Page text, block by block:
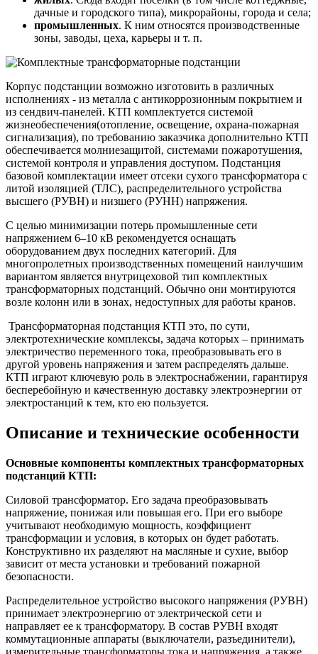
дачные и городского типа), микрорайоны, города и села;
промышленных. К ним относятся производственные
зоны, заводы, цеха, карьеры и т. п.
Корпус подстанции возможно изготовить в различных
исполнениях - из металла с антикоррозионным покрытием и
из сендвич-панелей. КТП комплектуется системой
жизнеобеспечения(отопление, освещение, охрана-пожарная
сигнализация), по требованию заказчика дополнительно КТП
обеспечивается молниезащитой, системами пожаротушения,
системой контроля и управления доступом. Подстанция
базовой комплектации имеет отсеки сухого трансформатора с
литой изоляцией (ТЛС), распределительного устройства
высшего (РУВН) и низшего (РУНН) напряжения.
С целью минимизации потерь промышленные сети
напряжением 6–10 кВ рекомендуется оснащать
оборудованием двух последних категорий. Для
многопролетных производственных помещений наилучшим
вариантом является внутрицеховой тип комплектных
трансформаторных подстанций. Обычно они монтируются
возле колонн или в зонах, недоступных для работы кранов.
Трансформаторная подстанция КТП это, по сути,
электротехнические комплексы, задача которых – принимать
электричество переменного тока, преобразовывать его в
другой уровень напряжения и затем распределять дальше.
КТП играют ключевую роль в электроснабжении, гарантируя
бесперебойную и качественную доставку электроэнергии от
электростанций к тем, кто ею пользуется.
Описание и технические особенности
Основные компоненты комплектных трансформаторных
подстанций КТП:
Силовой трансформатор. Его задача преобразовывать
напряжение, понижая или повышая его. При его выборе
учитывают необходимую мощность, коэффициент
трансформации и условия, в которых он будет работать.
Конструктивно их разделяют на масляные и сухие, выбор
зависит от места установки и требований пожарной
безопасности.
Распределительное устройство высокого напряжения (РУВН)
принимает электроэнергию от электрической сети и
направляет ее к трансформатору. В состав РУВН входят
коммутационные аппараты (выключатели, разъединители),
измерительные трансформаторы тока и напряжения, а также